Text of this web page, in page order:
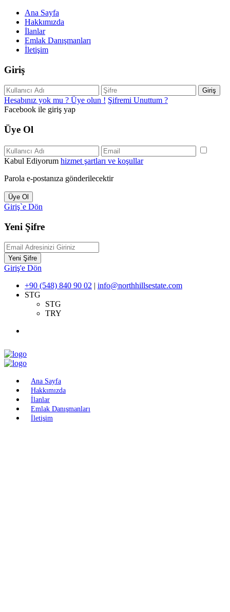
Ana Sayfa
Hakkımızda
İlanlar
Emlak Danışmanları
İletişim
Giriş
Giriş
Hesabınız yok mu ? Üye olun ! Şifremi Unuttum ?
Facebook ile giriş yap
Üye Ol
Kabul Ediyorum hizmet şartları ve koşullar
Parola e-postanıza gönderilecektir
Üye Ol
Giriş`e Dön
Yeni Şifre
Yeni Şifre
Giriş'e Dön
+90 (548) 840 90 02 | info@northhillsestate.com
STG
STG
TRY
Ana Sayfa
Hakkımızda
İlanlar
Emlak Danışmanları
İletişim